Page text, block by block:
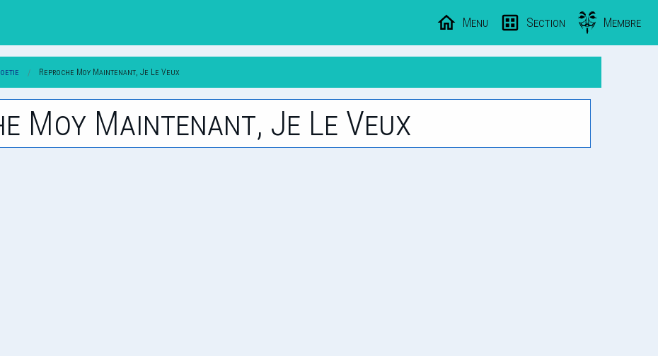
Menu Section Membre
Reproche Moy Maintenant, Je Le Veux
Moy Maintenant, Je Le Veux